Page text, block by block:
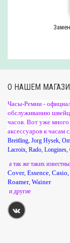
О НАШЕМ
Часы-Ремни -
обслуживанию
часов. Вот уже
аксессуаров к
Breitling Jorg Hysek
Lacroix Rado Longines
а так же таких
Cover, Essence Casio
Roamer, Wainer
и другие